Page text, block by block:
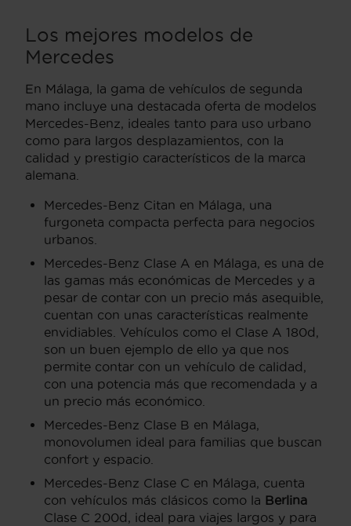
Los mejores modelos de
Mercedes
En Málaga, la gama de vehículos de segunda
mano incluye una destacada oferta de modelos
Mercedes-Benz, ideales tanto para uso urbano
como para largos desplazamientos, con la
calidad y prestigio característicos de la marca
alemana.
Mercedes-Benz Citan en Málaga, una
furgoneta compacta perfecta para negocios
urbanos.
Mercedes-Benz Clase A en Málaga, es una de
las gamas más económicas de Mercedes y a
pesar de contar con un precio más asequible,
cuentan con unas características realmente
envidiables. Vehículos como el Clase A 180d,
son un buen ejemplo de ello ya que nos
permite contar con un vehículo de calidad,
con una potencia más que recomendada y a
un precio más económico.
Mercedes-Benz Clase B en Málaga,
monovolumen ideal para familias que buscan
confort y espacio.
Mercedes-Benz Clase C en Málaga, cuenta
con vehículos más clásicos como la Berlina
Clase C 200d, ideal para viajes largos y para